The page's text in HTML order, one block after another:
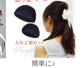
簡単に♪